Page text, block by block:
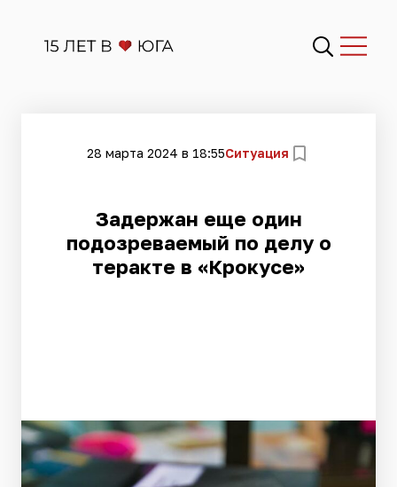
28 марта 2024 в 18:55Ситуация
Задержан еще один
подозреваемый по делу о
теракте в «Крокусе»